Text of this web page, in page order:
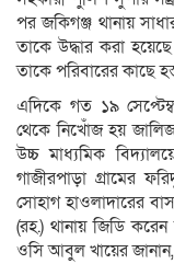
পর জকিগঞ্জ থানায়
তাকে উদ্ধার করা
তাকে পরিবারের কাছে
এদিকে গত ১৯
থেকে নিখোঁজ হয় জালিজ
উচ্চ মাধ্যমিক
গাজীরপাড়া গ্রামের
সোহাগ হাওলাদারের
(রহ.) থানায় জিডি
ওসি আবুল খায়ের জানান,